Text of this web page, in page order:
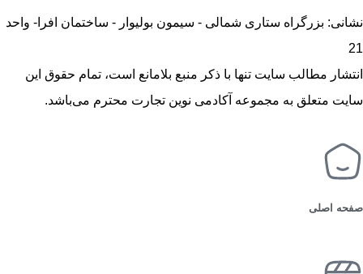
نشانی: بزرگراه ستاری شمالی - سیمون بولیوار - ساختمان افرا- واحد
21
انتشار مطالب سایت تنها با ذکر منبع بلامانع است، تمام حقوق این
سایت متعلق به مجموعه آکادمی نوین تجارت محترم می‌باشد.
صفحه اصلی